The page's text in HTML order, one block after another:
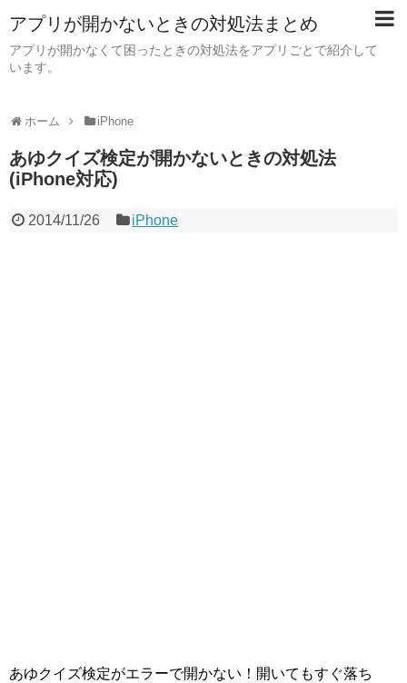
アプリが開かないときの対処法まとめ
アプリが開かなくて困ったときの対処法をアプリごとで紹介して
います。
ホーム iPhone
あゆクイズ検定が開かないときの対処法
(iPhone対応)
2014/11/26 iPhone
あゆクイズ検定がエラーで開かない！開いてもすぐ落ち